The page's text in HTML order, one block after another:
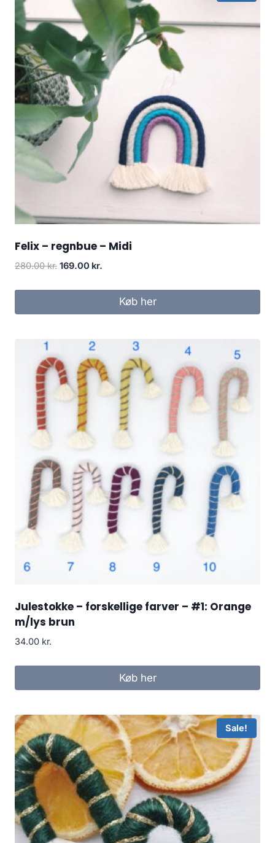
Felix – regnbue – Midi
280.00kr. 169.00 kr.
Køb her
Julestokke – forskellige farver – #1: Orange
m/lys brun
34.00 kr.
Køb her
Sale!